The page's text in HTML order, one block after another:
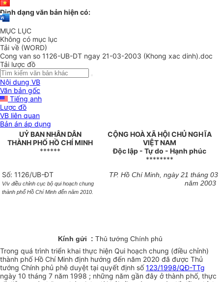
Định dạng văn bản hiện có:
MỤC LỤC
Không có mục lục
Tải về (WORD)
Cong van so 1126-UB-DT ngay 21-03-2003 (Khong xac dinh).doc
Tải lược đồ
Nội dung VB
Văn bản gốc
Tiếng anh
Lược đồ
VB liên quan
Bản án áp dụng
UỶ BAN NHÂN DÂN
THÀNH PHỐ HỒ CHÍ MINH
******
CỘNG HOÀ XÃ HỘI CHỦ NGHĨA
VIỆT NAM
Độc lập - Tự do - Hạnh phúc
********
Số: 1126/UB-ĐT
V/v điều chỉnh cục bộ qui hoạch chung
thành phố Hồ Chí Minh đến năm 2010.
TP. Hồ Chí Minh, ngày 21 tháng 03
năm 2003
Kính gửi : Thủ tướng Chính phủ
Trong quá trình triển khai thực hiện Qui hoạch chung (điều chỉnh)
thành phố Hồ Chí Minh định hướng đến năm 2020 đã được Thủ
tướng Chính phủ phê duyệt tại quyết định số123/1998/QĐ-TTg
ngày 10 tháng 7 năm 1998 ; những năm gần đây ở thành phố, thực